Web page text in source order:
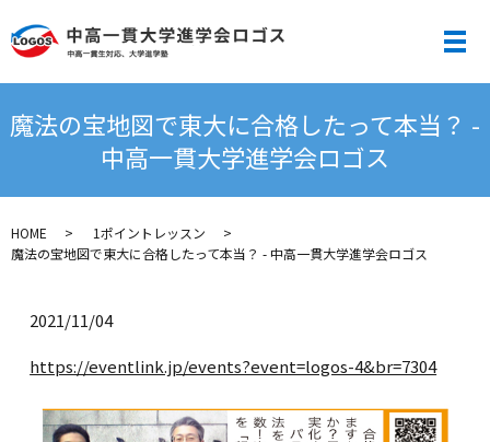
メ
魔法の宝地図で東大に合格したって本当？ -
中高一貫大学進学会ロゴス
HOME
1ポイントレッスン
魔法の宝地図で東大に合格したって本当？ - 中高一貫大学進学会ロゴス
2021/11/04
https://eventlink.jp/events?event=logos-4&br=7304